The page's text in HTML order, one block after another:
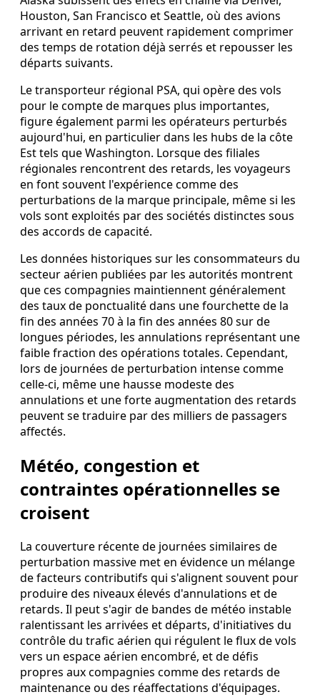
Houston, San Francisco et Seattle, où des avions
arrivant en retard peuvent rapidement comprimer
des temps de rotation déjà serrés et repousser les
départs suivants.
Le transporteur régional PSA, qui opère des vols
pour le compte de marques plus importantes,
figure également parmi les opérateurs perturbés
aujourd'hui, en particulier dans les hubs de la côte
Est tels que Washington. Lorsque des filiales
régionales rencontrent des retards, les voyageurs
en font souvent l'expérience comme des
perturbations de la marque principale, même si les
vols sont exploités par des sociétés distinctes sous
des accords de capacité.
Les données historiques sur les consommateurs du
secteur aérien publiées par les autorités montrent
que ces compagnies maintiennent généralement
des taux de ponctualité dans une fourchette de la
fin des années 70 à la fin des années 80 sur de
longues périodes, les annulations représentant une
faible fraction des opérations totales. Cependant,
lors de journées de perturbation intense comme
celle-ci, même une hausse modeste des
annulations et une forte augmentation des retards
peuvent se traduire par des milliers de passagers
affectés.
Météo, congestion et
contraintes opérationnelles se
croisent
La couverture récente de journées similaires de
perturbation massive met en évidence un mélange
de facteurs contributifs qui s'alignent souvent pour
produire des niveaux élevés d'annulations et de
retards. Il peut s'agir de bandes de météo instable
ralentissant les arrivées et départs, d'initiatives du
contrôle du trafic aérien qui régulent le flux de vols
vers un espace aérien encombré, et de défis
propres aux compagnies comme des retards de
maintenance ou des réaffectations d'équipages.